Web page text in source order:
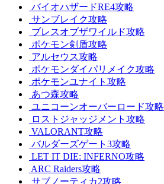
バイオハザードRE4攻略
サンブレイク攻略
ブレスオブザワイルド攻略
ポケモン剣盾攻略
アルセウス攻略
ポケモンダイパリメイク攻略
ポケモンユナイト攻略
あつ森攻略
ユニコーンオーバーロード攻略
ロストジャッジメント攻略
VALORANT攻略
バルダーズゲート3攻略
LET IT DIE: INFERNO攻略
ARC Raiders攻略
サブノーティカ2攻略